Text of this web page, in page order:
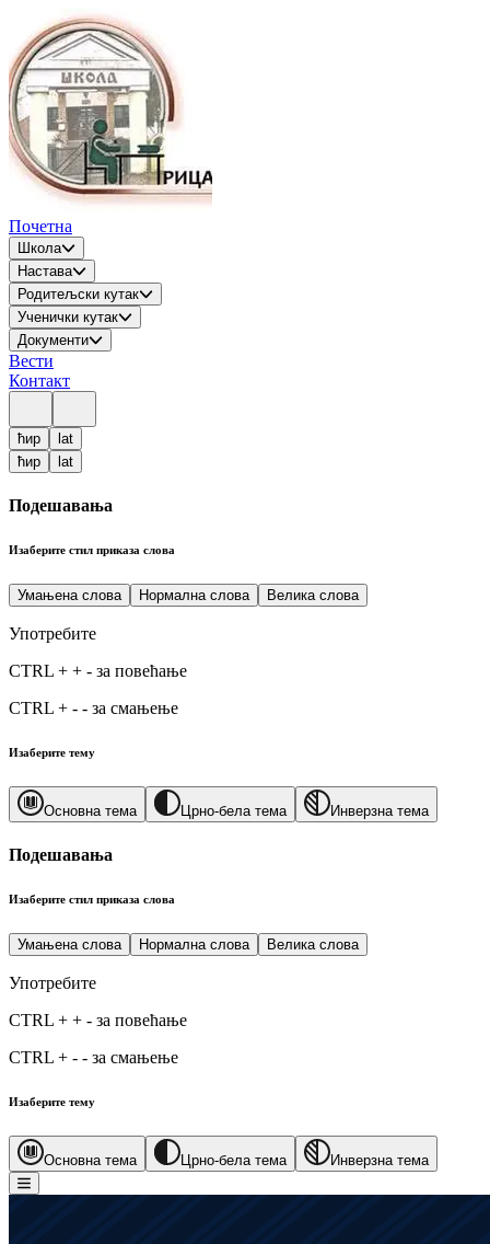
Почетна
Школа
Настава
Родитељски кутак
Ученички кутак
Документи
Вести
Контакт
ћир
lat
ћир
lat
Подешавања
Изаберите стил приказа слова
Умањена слова Нормална слова Велика слова
Употребите
CTRL + + - за повећање
CTRL + - - за смањење
Изаберите тему
Основна тема Црно-бела тема Инверзна тема
Подешавања
Изаберите стил приказа слова
Умањена слова Нормална слова Велика слова
Употребите
CTRL + + - за повећање
CTRL + - - за смањење
Изаберите тему
Основна тема Црно-бела тема Инверзна тема